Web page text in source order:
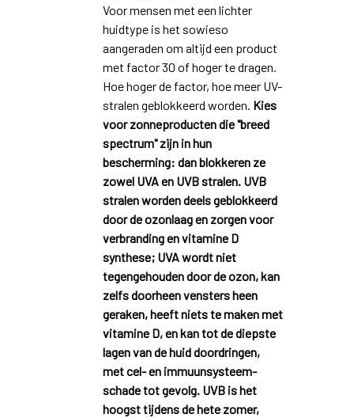
Voor mensen met een lichter
huidtype is het sowieso
aangeraden om altijd een product
met factor 30 of hoger te dragen.
Hoe hoger de factor, hoe meer UV-
stralen geblokkeerd worden. Kies
voor zonneproducten die "breed
spectrum" zijn in hun
bescherming: dan blokkeren ze
zowel UVA en UVB stralen. UVB
stralen worden deels geblokkeerd
door de ozonlaag en zorgen voor
verbranding en vitamine D
synthese; UVA wordt niet
tegengehouden door de ozon, kan
zelfs doorheen vensters heen
geraken, heeft niets te maken met
vitamine D, en kan tot de diepste
lagen van de huid doordringen,
met cel- en immuunsysteem-
schade tot gevolg. UVB is het
hoogst tijdens de hete zomer,